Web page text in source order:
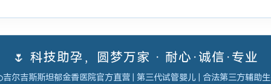
🌷 科技助孕，圆梦万家 · 耐心·诚信·专业
吉尔吉斯斯坦郁金香医院官方直营 | 第三代试管婴儿 | 合法第三方辅助